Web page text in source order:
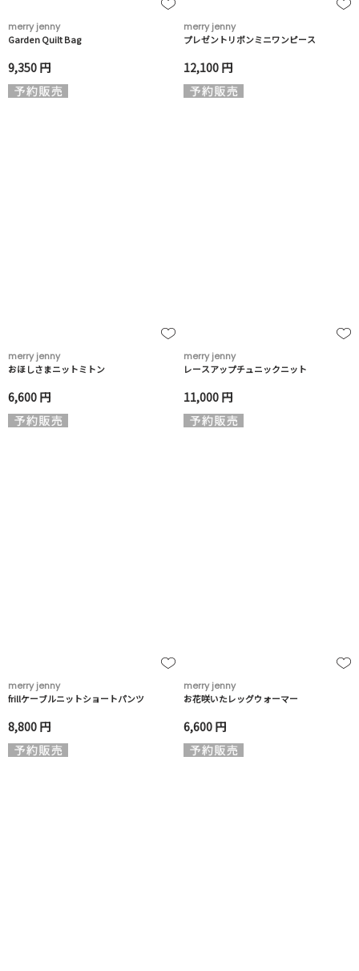
merry jenny
Garden Quilt Bag
9,350 円
merry jenny
プレゼントリボンミニワンピース
12,100 円
merry jenny
おほしさまニットミトン
6,600 円
merry jenny
レースアップチュニックニット
11,000 円
merry jenny
frillケーブルニットショートパンツ
8,800 円
merry jenny
お花咲いたレッグウォーマー
6,600 円